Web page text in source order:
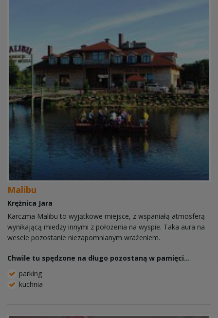
Malibu
Krężnica Jara
Karczma Malibu to wyjątkowe miejsce, z wspaniałą atmosferą
wynikającą miedzy innymi z położenia na wyspie. Taka aura na
wesele pozostanie niezapomnianym wrażeniem.
Chwile tu spędzone na długo pozostaną w pamięci...
parking
kuchnia